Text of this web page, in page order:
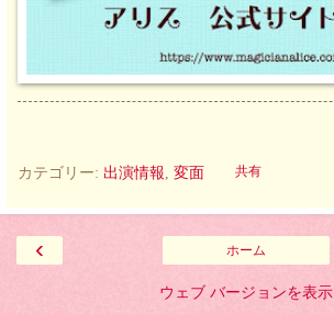
カテゴリー: 出演情報 変面 共有
‹ ホーム
ウェブ バージョンを表示